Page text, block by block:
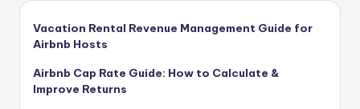
Vacation Rental Revenue Management Guide for
Airbnb Hosts
Airbnb Cap Rate Guide: How to Calculate &
Improve Returns